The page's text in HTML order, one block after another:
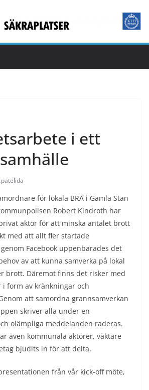
i ett
patelida
för lokala BRÅ i Gamla Stan
Robert Kindroth har
aktör för att minska antalet brott
med att allt fler startade
Facebook uppenbarades det
av att kunna samverka på lokal
brott. Däremot finns det risker med
i form av kränkningar och
att samordna grannsamverkan
skriver alla under en
olämpliga meddelanden raderas.
även kommunala aktörer, väktare
bjudits in för att delta.
från vår kick-off möte,